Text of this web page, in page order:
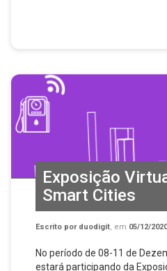
Exposição
Smart Cities
Escrito por duodigit, em 05/12/2020
No período de 08-11 de
estará participando da